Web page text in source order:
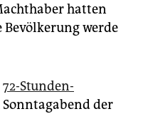
hatten
werde
72-Stunden-
der